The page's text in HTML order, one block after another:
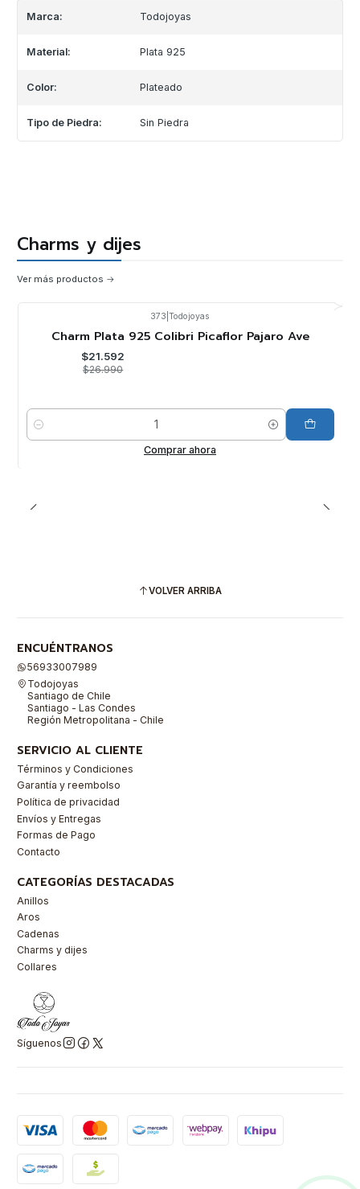
Marca: Todojoyas
Material: Plata 925
Color: Plateado
Tipo de Piedra: Sin Piedra
Charms y dijes
Ver más productos
373 Todojoyas
Charm Plata 925 Colibri Picaflor Pajaro Ave
$21.592
$26.990
Cantidad
Comprar ahora
VOLVER ARRIBA
ENCUÉNTRANOS
56933007989
Todojoyas
Santiago de Chile
Santiago - Las Condes
Región Metropolitana - Chile
SERVICIO AL CLIENTE
Términos y Condiciones
Garantía y reembolso
Política de privacidad
Envíos y Entregas
Formas de Pago
Contacto
CATEGORÍAS DESTACADAS
Anillos
Aros
Cadenas
Charms y dijes
Collares
Síguenos